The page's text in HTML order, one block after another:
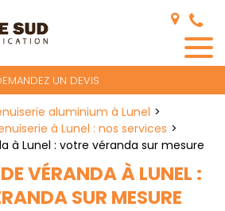
UN DEVIS
aluminium à Lunel
à Lunel : nos services
à Lunel : votre véranda sur mesure
VÉRANDA À LUNEL :
SUR MESURE